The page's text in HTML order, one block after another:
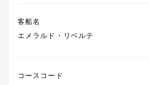
客船名
エメラルド・リベルテ
コースコード